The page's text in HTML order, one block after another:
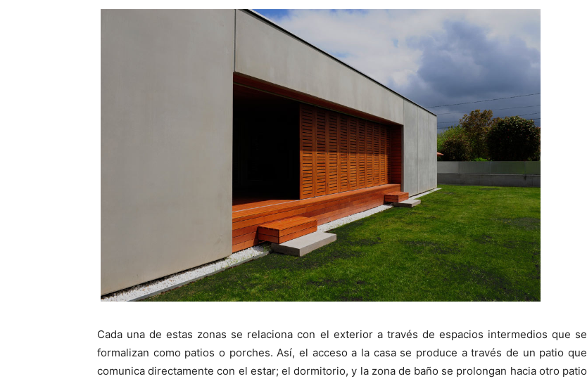
Cada una de estas zonas se relaciona con el exterior a través de espacios intermedios que se
formalizan como patios o porches. Así, el acceso a la casa se produce a través de un patio que
comunica directamente con el estar; el dormitorio, y la zona de baño se prolongan hacia otro patio